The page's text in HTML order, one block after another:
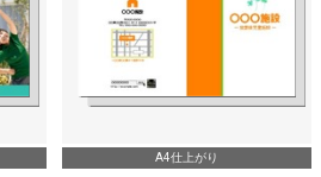
A4仕上がり